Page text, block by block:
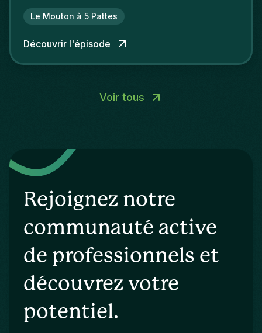
passionnant.
Le Mouton à 5 Pattes
Découvrir l'épisode
Voir tous
Rejoignez notre
communauté active
de professionnels et
découvrez votre
potentiel.